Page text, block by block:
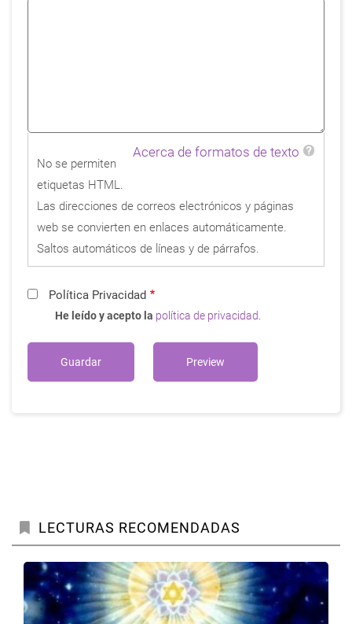
Acerca de formatos de texto
No se permiten
etiquetas HTML.
Las direcciones de correos electrónicos y páginas
web se convierten en enlaces automáticamente.
Saltos automáticos de líneas y de párrafos.
Política Privacidad
He leído y acepto la política de privacidad.
LECTURAS RECOMENDADAS